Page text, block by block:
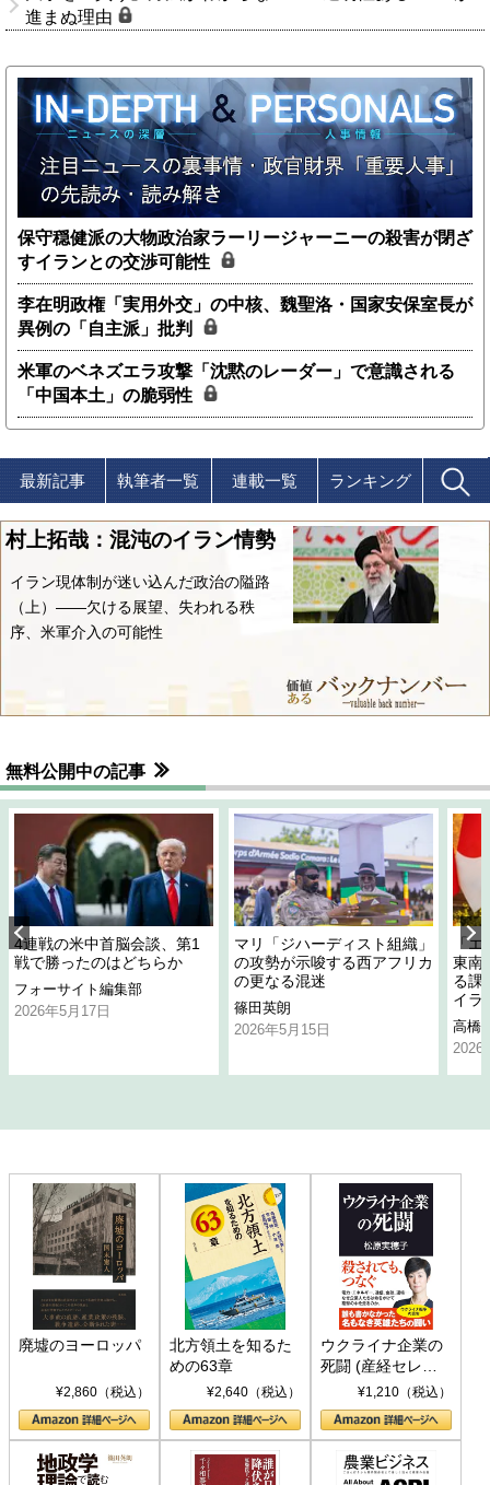
進まぬ理由
保守穏健派の大物政治家ラーリージャーニーの殺害が閉ざ
すイランとの交渉可能性
李在明政権「実用外交」の中核、魏聖洛・国家安保室長が
異例の「自主派」批判
米軍のベネズエラ攻撃「沈黙のレーダー」で意識される
「中国本土」の脆弱性
最新記事 執筆者一覧 連載一覧 ランキング
村上拓哉：混沌のイラン情勢
イラン現体制が迷い込んだ政治の隘路
（上）――欠ける展望、失われる秩
序、米軍介入の可能性
無料公開中の記事
4連戦の米中首脳会談、第1
戦で勝ったのはどちらか
フォーサイト編集部
2026年5月17日
マリ「ジハーディスト組織」
の攻勢が示唆する西アフリカ
の更なる混迷
篠田英朗
2026年5月15日
「
東南
る課
イラ
高橋
2026
廃墟のヨーロッパ
¥2,860（税込）
北方領土を知るた
めの63章
¥2,640（税込）
ウクライナ企業の
死闘 (産経セレク
ト S 039)¥1,210（税込）